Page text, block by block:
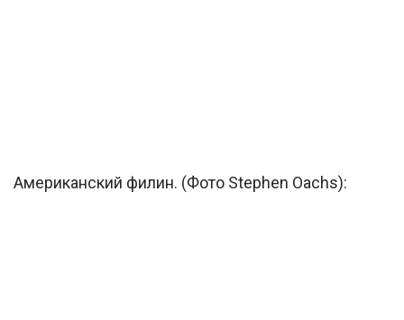
Американский филин. (Фото Stephen Oachs):